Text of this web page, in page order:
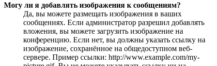
Могу ли я добавлять изображения к сообщениям?
Да, вы можете размещать изображения в ваших
сообщениях. Если администратор разрешил добавлять
вложения, вы можете загрузить изображение на
конференцию. Если нет, вы должны указать ссылку на
изображение, сохранённое на общедоступном веб-
сервере. Пример ссылки: http://www.example.com/my-